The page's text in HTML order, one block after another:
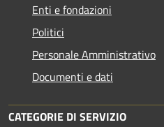
Enti e fondazioni
Politici
Personale Amministrativo
Documenti e dati
CATEGORIE DI SERVIZIO